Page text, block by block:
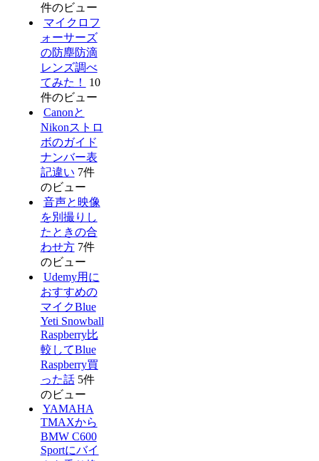
件のビュー
マイクロフ
ォーサーズ
の防塵防滴
レンズ調べ
てみた！
10
件のビュー
Canonと
Nikonストロ
ボのガイド
ナンバー表
記違い 7件
のビュー
音声と映像
を別撮りし
たときの合
わせ方 7件
のビュー
Udemy用に
おすすめの
マイクBlue
Yeti Snowball
Raspberry比
較してBlue
Raspberry買
った話 5件
のビュー
YAMAHA
TMAXから
BMW C600
Sportにバイ